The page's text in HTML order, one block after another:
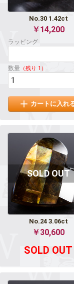
No.30 1.42ct
￥14,200
ラッピング
数量 （残り 1）
カートに入れ
No.24 3.06ct
￥30,600
SOLD OUT